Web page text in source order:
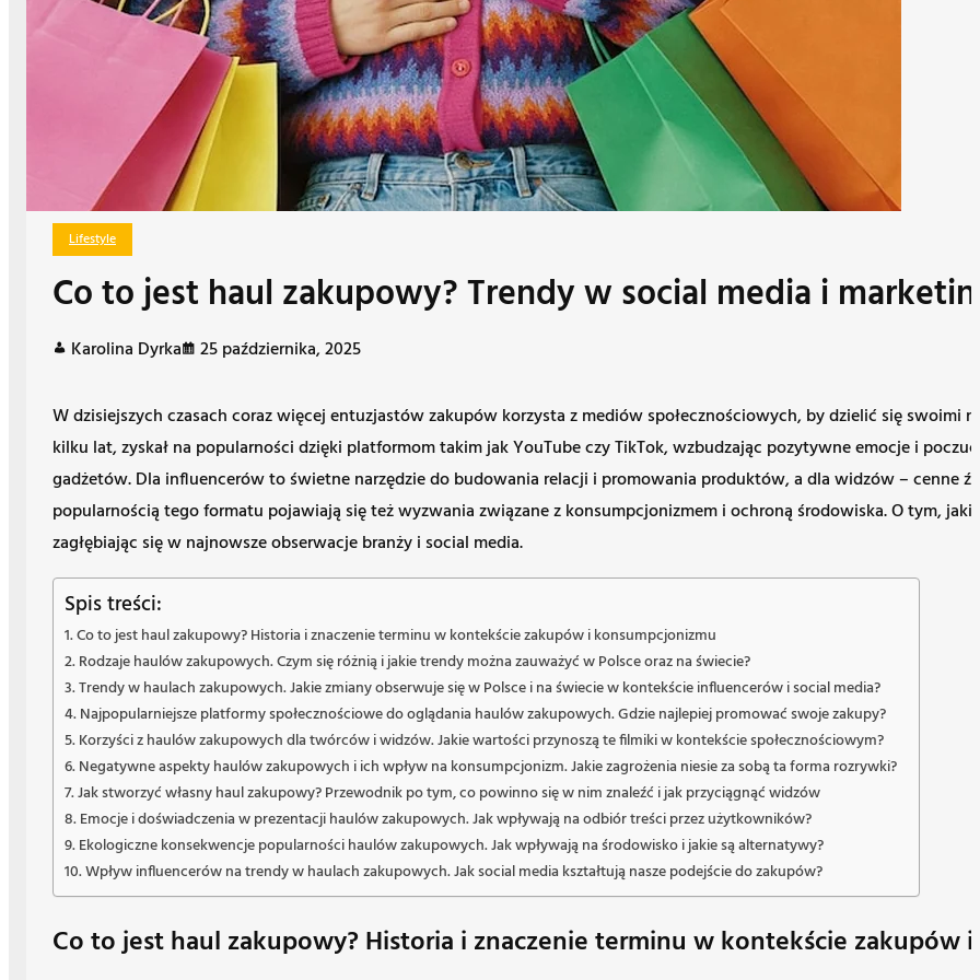
Lifestyle
Co to jest haul zakupowy? Trendy w social media i
Karolina Dyrka 25 października, 2025
W dzisiejszych czasach coraz więcej entuzjastów zakupów korzysta z mediów społecznościowych, by dzielić się swoimi
kilku lat, zyskał na popularności dzięki platformom takim jak YouTube czy TikTok, wzbudzając pozytywne emocje i
gadżetów. Dla influencerów to świetne narzędzie do budowania relacji i promowania produktów, a dla widzów – cenne
popularnością tego formatu pojawiają się też wyzwania związane z konsumpcjonizmem i ochroną środowiska. O tym,
zagłębiając się w najnowsze obserwacje branży i social media.
Spis treści:
Co to jest haul zakupowy? Historia i znaczenie terminu w kontekście zakupów i konsumpcjonizmu
Rodzaje haulów zakupowych. Czym się różnią i jakie trendy można zauważyć w Polsce oraz na świecie?
Trendy w haulach zakupowych. Jakie zmiany obserwuje się w Polsce i na świecie w kontekście influencerów i social media?
Najpopularniejsze platformy społecznościowe do oglądania haulów zakupowych. Gdzie najlepiej promować swoje zakupy?
Korzyści z haulów zakupowych dla twórców i widzów. Jakie wartości przynoszą te filmiki w kontekście społecznościowym?
Negatywne aspekty haulów zakupowych i ich wpływ na konsumpcjonizm. Jakie zagrożenia niesie za sobą ta forma rozrywki?
Jak stworzyć własny haul zakupowy? Przewodnik po tym, co powinno się w nim znaleźć i jak przyciągnąć widzów
Emocje i doświadczenia w prezentacji haulów zakupowych. Jak wpływają na odbiór treści przez użytkowników?
Ekologiczne konsekwencje popularności haulów zakupowych. Jak wpływają na środowisko i jakie są alternatywy?
Wpływ influencerów na trendy w haulach zakupowych. Jak social media kształtują nasze podejście do zakupów?
Co to jest haul zakupowy? Historia i znaczenie terminu w kontekście zakupów